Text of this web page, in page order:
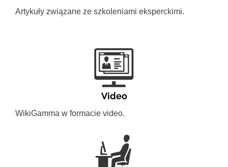
Artykuły związane ze szkoleniami eksperckimi.
Video
WikiGamma w formacie video.